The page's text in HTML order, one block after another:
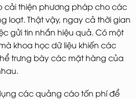
cải thiện phương pháp cho các
loạt. Thật vậy, ngay cả thời gian
gửi tin nhắn hiệu quả. Có một
khoa học dữ liệu khiến các
trưng bày các mặt hàng của
các quảng cáo tốn phí để